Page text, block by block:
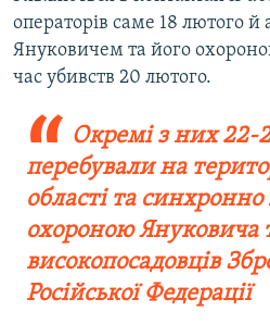
операторів саме 18 лютого й
Януковичем та його
час убивств 20 лютого.
Окремі з них 22-
перебували на
області та
охороною Януковича
високопосадовців
Російської Федерації